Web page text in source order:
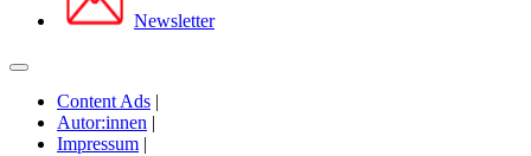
Newsletter
Content Ads |
Autor:innen |
Impressum |